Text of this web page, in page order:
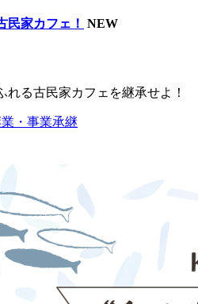
民家カフェ！ NEW
れる古民家カフェを継承せよ！
・事業承継